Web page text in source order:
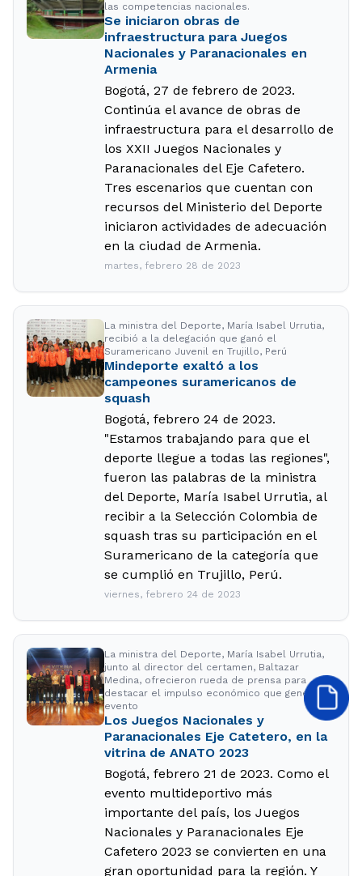
las competencias nacionales.
Se iniciaron obras de
infraestructura para Juegos
Nacionales y Paranacionales en
Armenia
Bogotá, 27 de febrero de 2023.
Continúa el avance de obras de
infraestructura para el desarrollo de
los XXII Juegos Nacionales y
Paranacionales del Eje Cafetero.
Tres escenarios que cuentan con
recursos del Ministerio del Deporte
iniciaron actividades de adecuación
en la ciudad de Armenia.
martes, febrero 28 de 2023
La ministra del Deporte, María Isabel Urrutia,
recibió a la delegación que ganó el
Suramericano Juvenil en Trujillo, Perú
Mindeporte exaltó a los
campeones suramericanos de
squash
Bogotá, febrero 24 de 2023.
"Estamos trabajando para que el
deporte llegue a todas las regiones",
fueron las palabras de la ministra
del Deporte, María Isabel Urrutia, al
recibir a la Selección Colombia de
squash tras su participación en el
Suramericano de la categoría que
se cumplió en Trujillo, Perú.
viernes, febrero 24 de 2023
La ministra del Deporte, María Isabel Urrutia,
junto al director del certamen, Baltazar
Medina, ofrecieron rueda de prensa para
destacar el impulso económico que genera el
evento
Los Juegos Nacionales y
Paranacionales Eje Catetero, en la
vitrina de ANATO 2023
Bogotá, febrero 21 de 2023. Como el
evento multideportivo más
importante del país, los Juegos
Nacionales y Paranacionales Eje
Cafetero 2023 se convierten en una
gran oportunidad para la región. Y